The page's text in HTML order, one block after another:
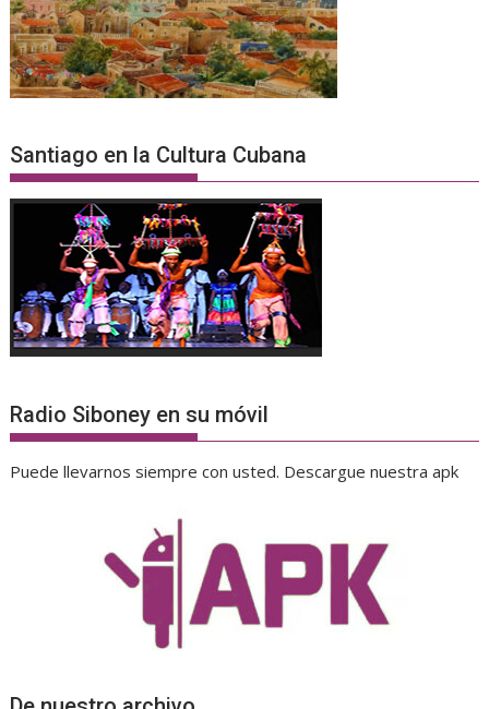
Santiago en la Cultura Cubana
Radio Siboney en su móvil
Puede llevarnos siempre con usted. Descargue nuestra apk